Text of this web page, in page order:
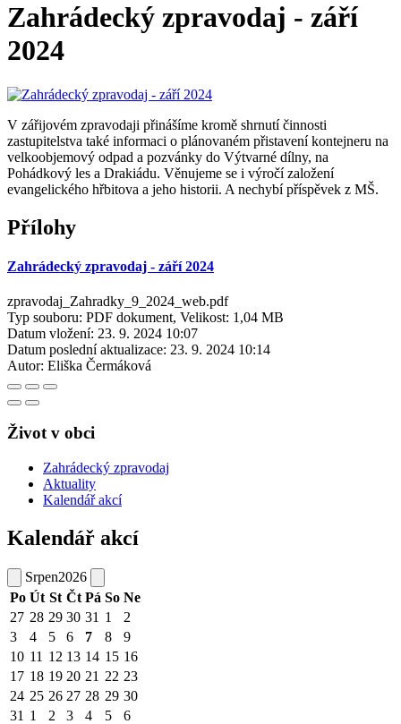
Zahrádecký zpravodaj - září
2024
V zářijovém zpravodaji přinášíme kromě shrnutí činnosti
zastupitelstva také informaci o plánovaném přistavení kontejneru na
velkoobjemový odpad a pozvánky do Výtvarné dílny, na
Pohádkový les a Drakiádu. Věnujeme se i výročí založení
evangelického hřbitova a jeho historii. A nechybí příspěvek z MŠ.
Přílohy
Zahrádecký zpravodaj - září 2024
zpravodaj_Zahradky_9_2024_web.pdf
Typ souboru: PDF dokument, Velikost: 1,04 MB
Datum vložení: 23. 9. 2024 10:07
Datum poslední aktualizace: 23. 9. 2024 10:14
Autor: Eliška Čermáková
Život v obci
Zahrádecký zpravodaj
Aktuality
Kalendář akcí
Kalendář akcí
Srpen2026
Po Út St Čt Pá So Ne
27 28 29 30 31 1
2
3
4 5 6 7 8
9
10 11 12 13 14 15 16
17 18 19 20 21 22 23
24 25 26 27 28 29 30
31 1 2 3 4 5 6